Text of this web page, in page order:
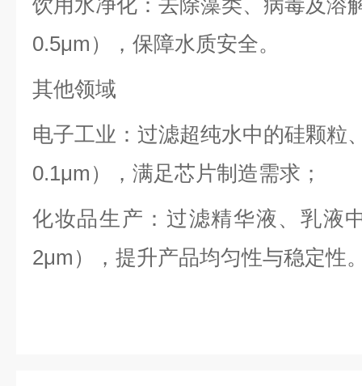
饮用水净化：去除藻类、病毒及溶
0.5μm），保障水质安全。
其他领域
电子工业：过滤超纯水中的硅颗粒
0.1μm），满足芯片制造需求；
化妆品生产：过滤精华液、乳液
2μm），提升产品均匀性与稳定性